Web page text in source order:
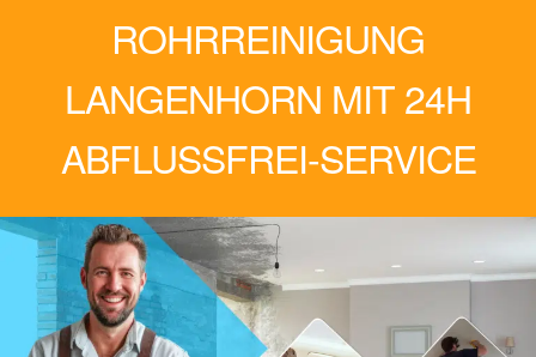
ROHRREINIGUNG
LANGENHORN MIT 24H
ABFLUSSFREI-SERVICE